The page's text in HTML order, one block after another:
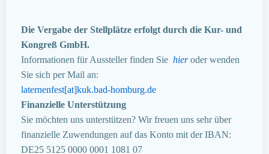
Die Vergabe der Stellplätze erfolgt durch die Kur- und
Kongreß GmbH.
Informationen für Aussteller finden Sie hieroder wenden
Sie sich per Mail an:
laternenfest[at]kuk.bad-homburg.de
Finanzielle Unterstützung
Sie möchten uns unterstützen? Wir freuen uns sehr über
finanzielle Zuwendungen auf das Konto mit der IBAN:
DE25 5125 0000 0001 1081 07